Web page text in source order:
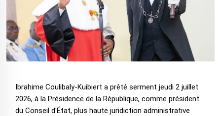
Ibrahime Coulibaly-Kuibiert a prêté serment jeudi 2 juillet
2026, à la Présidence de la République, comme président
du Conseil d'État, plus haute juridiction administrative